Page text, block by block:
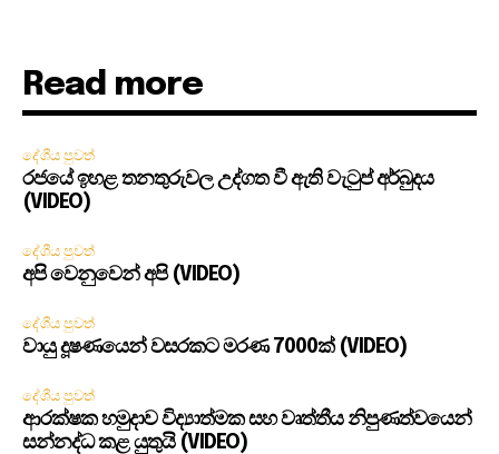
Read more
දේශීය පුවත්
රජයේ ඉහළ තනතුරුවල උද්ගත වී ඇති වැටුප් අර්බුදය
(VIDEO)
දේශීය පුවත්
අපි වෙනුවෙන් අපි (VIDEO)
දේශීය පුවත්
වායු දූෂණයෙන් වසරකට මරණ 7000ක් (VIDEO)
දේශීය පුවත්
ආරක්ෂක හමුදාව විද්‍යාත්මක සහ වෘත්තීය නිපුණත්වයෙන්
සන්නද්ධ කළ යුතුයි (VIDEO)